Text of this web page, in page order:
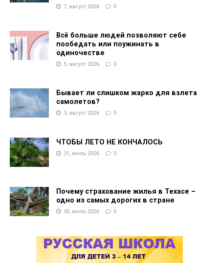
7, август 2026 0
Всё больше людей позволяют себе
пообедать или поужинать в
одиночестве
5, август 2026 0
Бывает ли слишком жарко для взлета
самолетов?
3, август 2026 0
ЧТОБЫ ЛЕТО НЕ КОНЧАЛОСЬ
31, июль 2026 0
Почему страхование жилья в Техасе –
одно из самых дорогих в стране
30, июль 2026 0